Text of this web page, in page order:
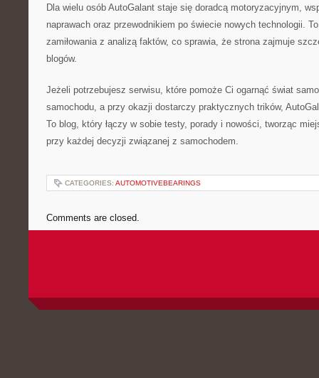
Dla wielu osób AutoGalant staje się doradcą motoryzacyjnym,
naprawach oraz przewodnikiem po świecie nowych technologii.
zamiłowania z analizą faktów, co sprawia, że strona zajmuje
blogów.
Jeżeli potrzebujesz serwisu, które pomoże Ci ogarnąć świat
samochodu, a przy okazji dostarczy praktycznych trików,
To blog, który łączy w sobie testy, porady i nowości, tworząc
przy każdej decyzji związanej z samochodem.
CATEGORIES: AUTOMOTIVEBEARINGS
Comments are closed.